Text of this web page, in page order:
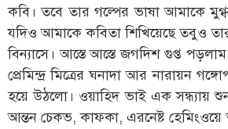
কবি। তবে তার গল্পের ভাষা আমাকে
যদিও আমাকে কবিতা শিখিয়েছে তবুও
বিন্যাসে। আস্তে আস্তে জগদিশ গুপ্ত
প্রেমিন্দ্র মিত্রের ঘনাদা আর নারায়ন
হয়ে উঠলো। ওয়াহিদ ভাই এক সন্ধ্যায়
আন্তন চেকভ, কাফকা, এরনেষ্ট